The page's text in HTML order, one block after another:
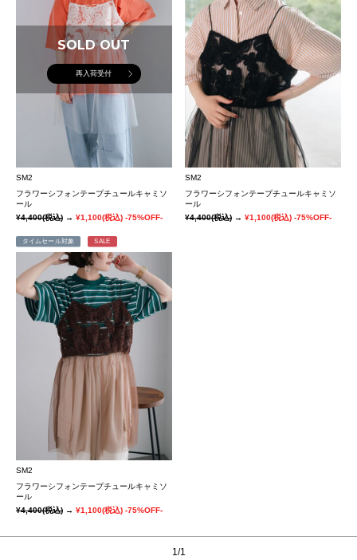
SOLD OUT
再入荷受付
SM2
フラワーシフォンテープチュールキャミソ
ール
¥4,400(税込) → ¥1,100(税込) -75%OFF-
SM2
フラワーシフォンテープチュールキャミソ
ール
¥4,400(税込)→¥1,100(税込) -75%OFF-
タイムセール対象 SALE
SM2
フラワーシフォンテープチュールキャミソ
ール
¥4,400(税込) → ¥1,100(税込) -75%OFF-
1/1